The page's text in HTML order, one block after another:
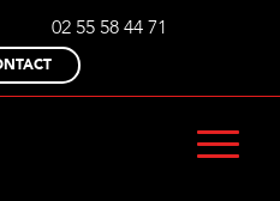
02 55 58 44 71